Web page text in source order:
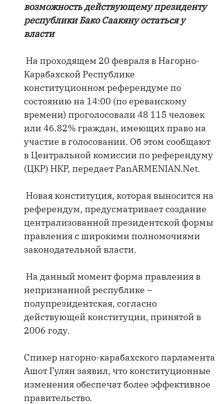
возможность действующему президенту
республики Бако Саакяну остаться у
власти
На проходящем 20 февраля в Нагорно-
Карабахской Республике
конституционном референдуме по
состоянию на 14:00 (по ереванскому
времени) проголосовали 48 115 человек
или 46.82% граждан, имеющих право на
участие в голосовании. Об этом сообщают
в Центральной комиссии по референдуму
(ЦКР) НКР, передает PanARMENIAN.Net.
Новая конституция, которая выносится на
референдум, предусматривает создание
централизованной президентской формы
правления с широкими полномочиями
законодательной власти.
На данный момент форма правления в
непризнанной республике –
полупрезидентская, согласно
действующей конституции, принятой в
2006 году.
Спикер нагорно-карабахского парламента
Ашот Гулян заявил, что конституционные
изменения обеспечат более эффективное
правительство.